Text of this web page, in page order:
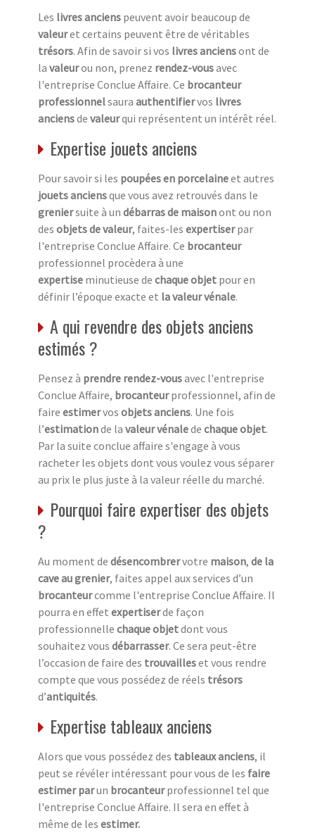
Les livres anciens peuvent avoir beaucoup de
valeuret certains peuvent être de véritables
trésors. Afin de savoir si vos livres anciensont de
la valeurou non, prenez rendez-vousavec
l'entreprise Conclue Affaire. Ce brocanteur
professionnelsaura authentifiervos livres
anciensde valeurqui représentent un intérêt réel.
Expertise jouets anciens
Pour savoir si les poupées en porcelaineet autres
jouets anciensque vous avez retrouvés dans le
greniersuite à un débarras de maisonont ou non
des objets de valeur, faites-les expertiserpar
l'entreprise Conclue Affaire. Ce brocanteur
professionnel procèdera à une
expertise minutieuse de chaque objet pour en
définir l’époque exacte et la valeur vénale.
A qui revendre des objets anciens
estimés ?
Pensez à prendre rendez-vousavec l'entreprise
Conclue Affaire, brocanteurprofessionnel, afin de
faire estimervos objets anciens. Une fois
l’estimationde la valeur vénalede chaque objet.
Par la suite conclue affaire s'engage à vous
racheter les objets dont vous voulez vous séparer
au prix le plus juste à la valeur réelle du marché.
Pourquoi faire expertiser des objets
?
Au moment de désencombrervotre maison, de la
cave au grenier, faites appel aux services d’un
brocanteurcomme l'entreprise Conclue Affaire. Il
pourra en effet expertiserde façon
professionnelle chaque objetdont vous
souhaitez vous débarrasser. Ce sera peut-être
l’occasion de faire des trouvailleset vous rendre
compte que vous possédez de réels trésors
d’antiquités.
Expertise tableaux anciens
Alors que vous possédez des tableaux anciens, il
peut se révéler intéressant pour vous de les faire
estimer parun brocanteurprofessionnel tel que
l'entreprise Conclue Affaire. Il sera en effet à
même de les estimer.